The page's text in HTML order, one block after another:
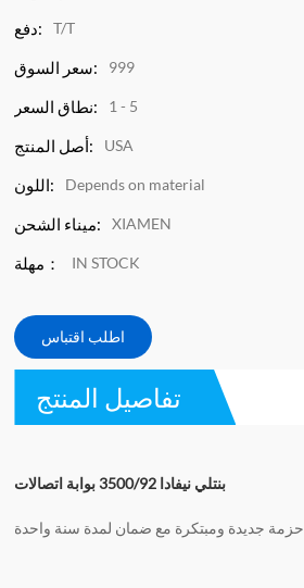
دفع: T/T
سعر السوق: 999
نطاق السعر: 1 - 5
أصل المنتج: USA
اللون: Depends on material
ميناء الشحن: XIAMEN
مهلة： IN STOCK
اطلب اقتباس
تفاصيل المنتج
بنتلي نيفادا 3500/92 بوابة اتصالات
حزمة جديدة ومبتكرة مع ضمان لمدة سنة واحدة